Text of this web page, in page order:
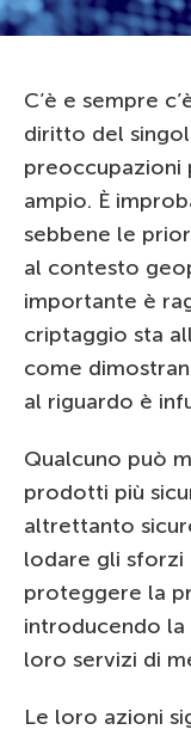
C’è e sempre
diritto del
preoccupazioni
ampio. È
sebbene le
al contesto
importante è
criptaggio sta
come
al riguardo è
Qualcuno può
prodotti più
altrettanto
lodare gli sforzi
proteggere la
introducendo
loro servizi di
Le loro azioni